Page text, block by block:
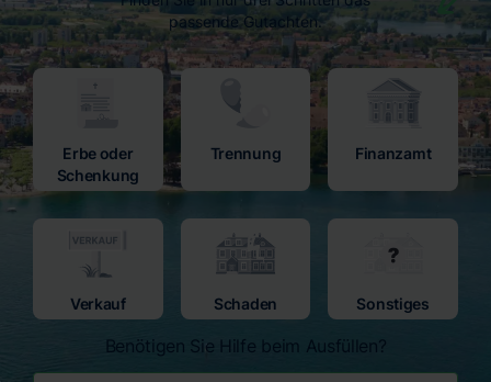
passende Gutachten.
Erbe oder
Schenkung
Trennung Finanzamt
Verkauf Schaden Sonstiges
Benötigen Sie Hilfe beim Ausfüllen?